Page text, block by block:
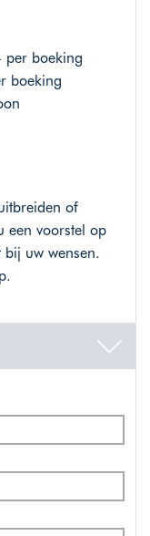
per boeking
boeking
of
een voorstel op
uw wensen.